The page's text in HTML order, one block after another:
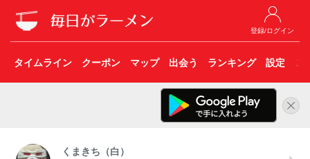
登録/ログイン
タイムライン クーポン マップ 出会う ランキング 設定 こ
くまきち（白）